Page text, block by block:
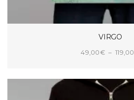
VIRGO
49,00€ – 119,00